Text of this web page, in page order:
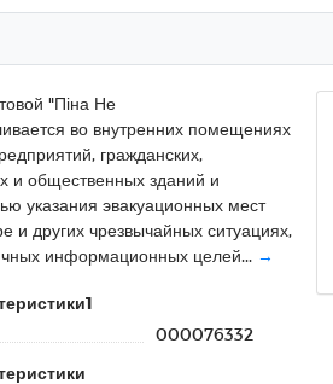
"Піна Не
во внутренних помещениях
гражданских,
и общественных зданий и
указания эвакуационных мест
и других чрезвычайных ситуациях,
информационных целей... →
000076332